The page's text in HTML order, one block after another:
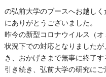
の弘前大学のブースへお越し
にありがとうございました。
昨今の新型コロナウイルス（
状況下での対応となりました
き、おかげさまで無事に終了す
引き続き、弘前大学の研究にご